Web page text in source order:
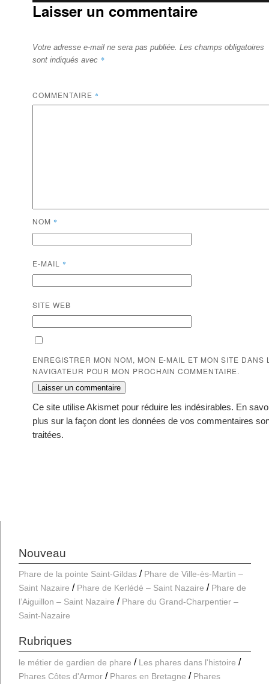
Laisser un commentaire
Votre adresse e-mail ne sera pas publiée. Les champs obligatoires
sont indiqués avec *
COMMENTAIRE *
NOM *
E-MAIL *
SITE WEB
ENREGISTRER MON NOM, MON E-MAIL ET MON SITE DANS
NAVIGATEUR POUR MON PROCHAIN COMMENTAIRE.
Ce site utilise Akismet pour réduire les indésirables. En
plus sur la façon dont les données de vos commentaires
traitées.
Nouveau
Phare de la pointe Saint-Gildas
Phare de Ville-ès-Martin –
Saint Nazaire
Phare de Kerlédé – Saint Nazaire
Phare de
l’Aiguillon – Saint Nazaire
Phare du Grand-Charpentier –
Saint-Nazaire
Rubriques
le métier de gardien de phare
Les phares dans l'histoire
Phares Côtes d'Armor
Phares en Bretagne
Phares